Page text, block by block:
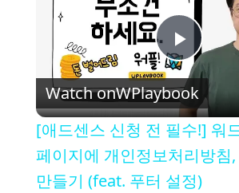
P
l
a
Watch onWPlaybook
[애드센스 신청 전 필수!] 워
페이지에 개인정보처리방침
만들기 (feat. 푸터 설정)